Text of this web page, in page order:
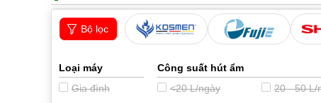
Bộ lọc
Loại máy
Gia đình
Công suất hút ẩm
<20 L/ngày
20 - 50 L/